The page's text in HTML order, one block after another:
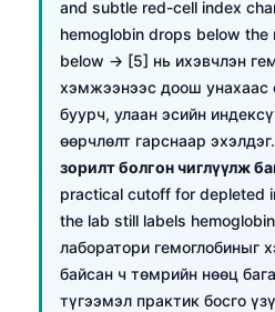
and subtle red-cell index
hemoglobin drops below the
below → [5] нь ихэвчлэн
хэмжээнээс доош унахаас
буурч, улаан эсийн
өөрчлөлт гарснаар
зорилт болгон чиглүүлж
practical cutoff for depleted
the lab still labels
лаборатори гемоглобиныг
байсан ч төмрийн нөөц
түгээмэл практик босго